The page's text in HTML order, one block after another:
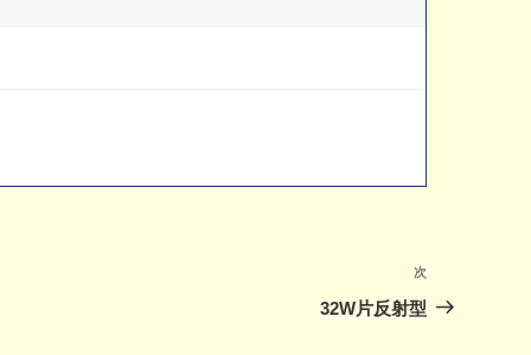
次
の
次
32W片反射型